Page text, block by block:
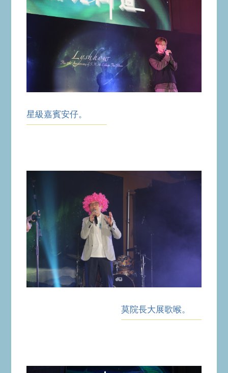
星級嘉賓安仔。
莫院長大展歌喉。